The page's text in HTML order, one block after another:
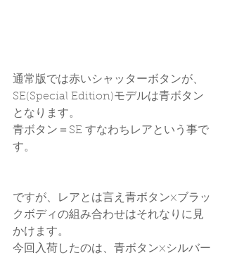
通常版では赤いシャッターボタンが、
SE(Special Edition)モデルは青ボタン
となります。
青ボタン＝SE すなわちレアという事で
す。
ですが、レアとは言え青ボタン×ブラッ
クボディの組み合わせはそれなりに見
かけます。
今回入荷したのは、青ボタン×シルバー